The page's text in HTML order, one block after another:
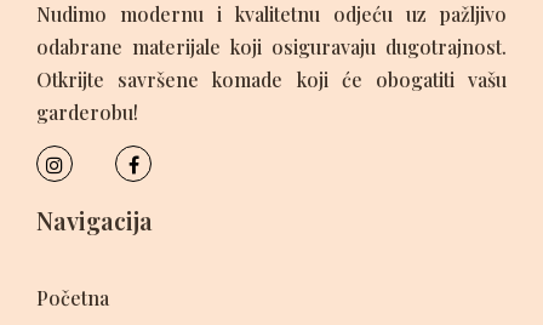
Nudimo modernu i kvalitetnu odjeću uz pažljivo
odabrane materijale koji osiguravaju dugotrajnost.
Otkrijte savršene komade koji će obogatiti vašu
garderobu!
Navigacija
Početna